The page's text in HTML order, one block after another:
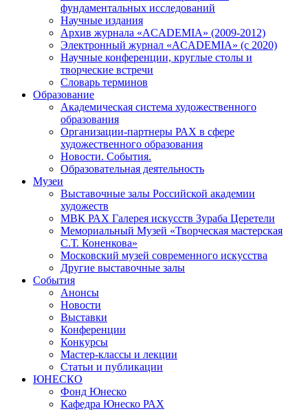
фундаментальных исследований
Научные издания
Архив журнала «ACADEMIA» (2009-2012)
Электронный журнал «ACADEMIA» (с 2020)
Научные конференции, круглые столы и
творческие встречи
Словарь терминов
Образование
Академическая система художественного
образования
Организации-партнеры РАХ в сфере
художественного образования
Новости. События.
Образовательная деятельность
Музеи
Выставочные залы Российской академии
художеств
МВК РАХ Галерея искусств Зураба Церетели
Мемориальный Музей «Творческая мастерская
С.Т. Коненкова»
Московский музей современного искусства
Другие выставочные залы
События
Анонсы
Новости
Выставки
Конференции
Конкурсы
Мастер-классы и лекции
Статьи и публикации
ЮНЕСКО
Фонд Юнеско
Кафедра Юнеско РАХ